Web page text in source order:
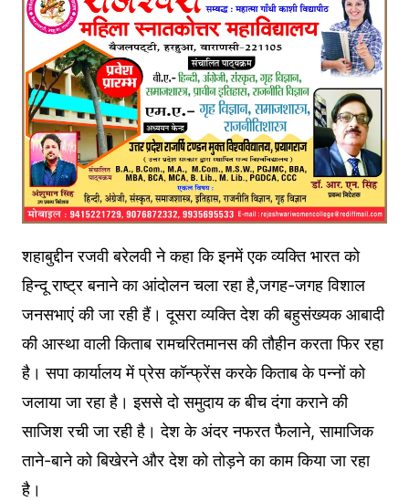
शहाबुद्दीन रजवी बरेलवी ने कहा कि इनमें एक व्यक्ति भारत को
हिन्दू राष्ट्र बनाने का आंदोलन चला रहा है,जगह-जगह विशाल
जनसभाएं की जा रही हैं। दूसरा व्यक्ति देश की बहुसंख्यक आबादी
की आस्था वाली किताब रामचरितमानस की तौहीन करता फिर रहा
है। सपा कार्यालय में प्रेस कॉन्फ्रेंस करके किताब के पन्नों को
जलाया जा रहा है। इससे दो समुदाय क बीच दंगा कराने की
साजिश रची जा रही है। देश के अंदर नफरत फैलाने, सामाजिक
ताने-बाने को बिखेरने और देश को तोड़ने का काम किया जा रहा
है।